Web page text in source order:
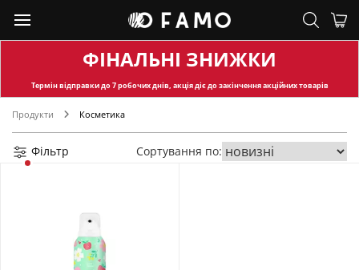
ФІНАЛЬНІ ЗНИЖКИ
Термін відправкидо 7 робочих днів, акція діє до закінчення акційних товарів
Продукти Косметика
Фільтр Сортування по: